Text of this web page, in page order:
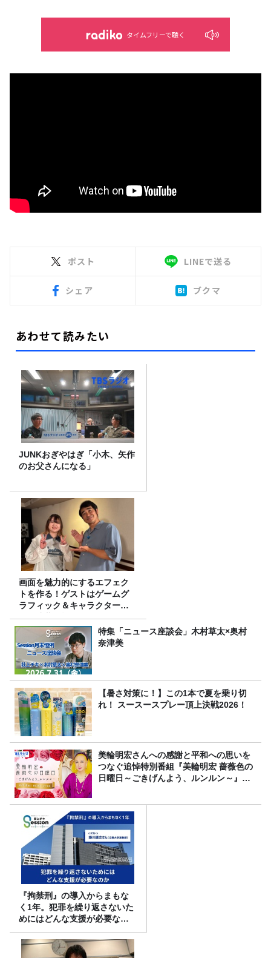
タイムフリーで聴く
ポスト LINEで送る
シェア ブクマ
あわせて読みたい
JUNKおぎやはぎ「小木、矢作
のお父さんになる」
画面を魅力的にするエフェク
トを作る！ゲストはゲームグ
ラフィック＆キャラクター専
攻の遠藤里桜さん！
特集「ニュース座談会」木村草太×奥村
奈津美
【暑さ対策に！】この1本で夏を乗り切
れ！ スースースプレー頂上決戦2026！
美輪明宏さんへの感謝と平和への思いを
つなぐ追悼特別番組『美輪明宏 薔薇色の
日曜日～ごきげんよう、ルンルン～』
『拘禁刑』の導入からまもな
く1年。犯罪を繰り返さないた
めにはどんな支援が必要なの
か